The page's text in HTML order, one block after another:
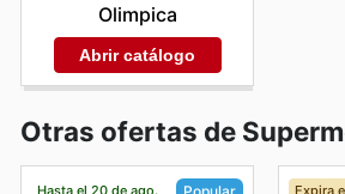
Olimpica
Abrir catálogo
Otras ofertas de
Hasta el 20 de ago. Expira